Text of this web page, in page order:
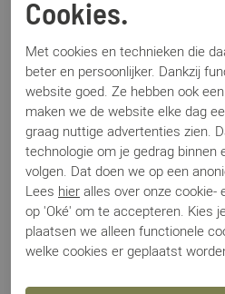
Omschrijving
DL Sport 6330 beige combi
Specificaties
Merk
DL
Artikelnummer
6330
Los voetbed
Ja
Categorie
Kleur
Beige
Materiaal
Leer
Bestelcode
Cookies.
Met cookies en technieken die
beter en persoonlijker. Dankzij
website goed. Ze hebben ook
maken we de website elke dag
graag nuttige advertenties zien.
technologie om je gedrag binnen
volgen. Dat doen we op een
Lees hier alles over onze cookie-
op 'Oké' om te accepteren. Kies
plaatsen we alleen functionele
welke cookies er geplaatst